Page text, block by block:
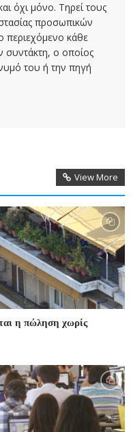
όχι μόνο. Τηρεί τους
προσωπικών
περιεχόμενο κάθε
συντάκτη, ο οποίος
του ή την πηγή
View More
η πώληση χωρίς